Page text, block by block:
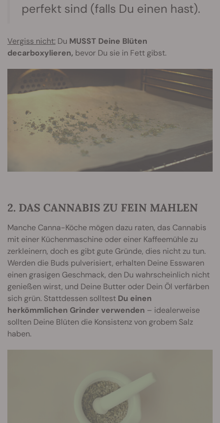
perfekt sind (falls Du einen hast).
Vergiss nicht: Du MUSST Deine Blüten
decarboxylieren, bevor Du sie in Fett gibst.
2. DAS CANNABIS ZU FEIN MAHLEN
Manche Canna-Köche mögen dazu raten, das Cannabis
mit einer Küchenmaschine oder einer Kaffeemühle zu
zerkleinern, doch es gibt gute Gründe, dies nicht zu tun.
Werden die Buds pulverisiert, erhalten Deine Esswaren
einen grasigen Geschmack, den Du wahrscheinlich nicht
genießen wirst, und Deine Butter oder Dein Öl verfärben
sich grün. Stattdessen solltest Du einen
herkömmlichen Grinder verwenden – idealerweise
sollten Deine Blüten die Konsistenz von grobem Salz
haben.